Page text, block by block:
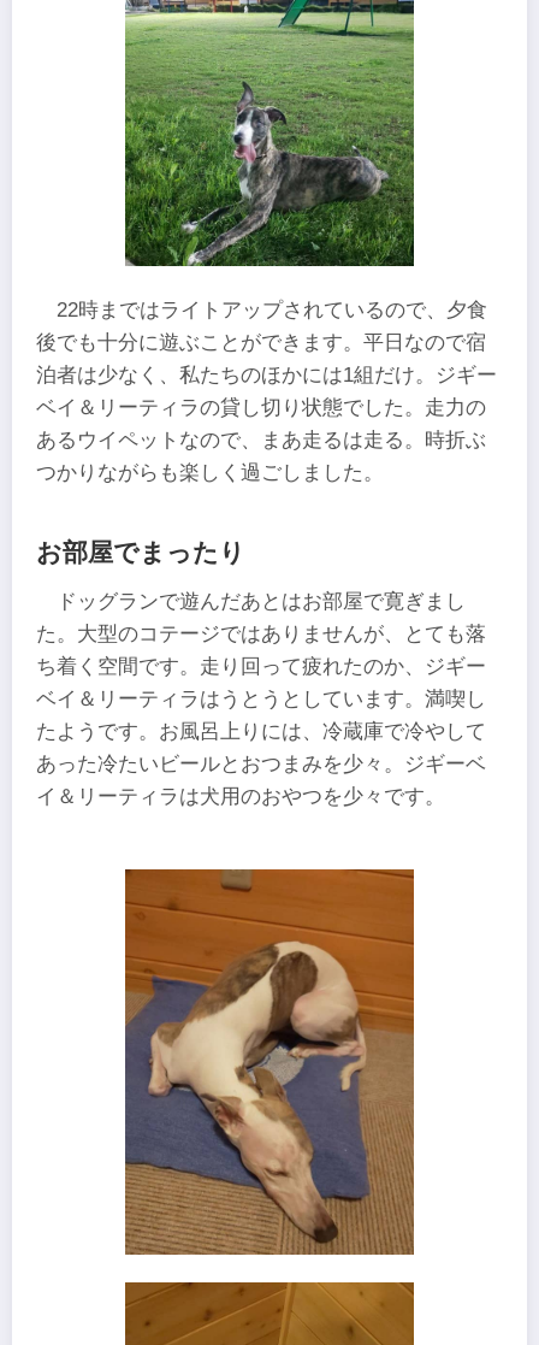
22時まではライトアップされているので、夕食
後でも十分に遊ぶことができます。平日なので宿
泊者は少なく、私たちのほかには1組だけ。ジギー
ベイ＆リーティラの貸し切り状態でした。走力の
あるウイペットなので、まあ走るは走る。時折ぶ
つかりながらも楽しく過ごしました。
お部屋でまったり
ドッグランで遊んだあとはお部屋で寛ぎまし
た。大型のコテージではありませんが、とても落
ち着く空間です。走り回って疲れたのか、ジギー
ベイ＆リーティラはうとうとしています。満喫し
たようです。お風呂上りには、冷蔵庫で冷やして
あった冷たいビールとおつまみを少々。ジギーベ
イ＆リーティラは犬用のおやつを少々です。